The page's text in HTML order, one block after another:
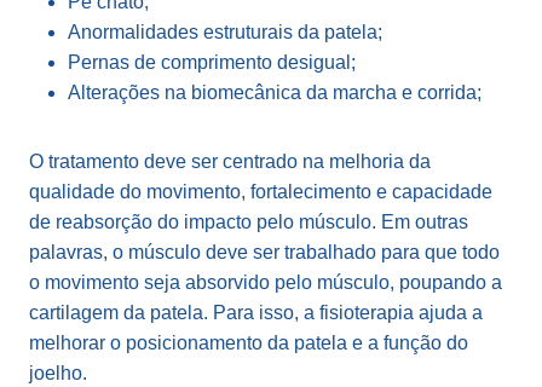
Anormalidades estruturais da patela;
Pernas de comprimento desigual;
Alterações na biomecânica da marcha e corrida;
O tratamento deve ser centrado na melhoria da
qualidade do movimento, fortalecimento e capacidade
de reabsorção do impacto pelo músculo. Em outras
palavras, o músculo deve ser trabalhado para que todo
o movimento seja absorvido pelo músculo, poupando a
cartilagem da patela. Para isso, a fisioterapia ajuda a
melhorar o posicionamento da patela e a função do
joelho.